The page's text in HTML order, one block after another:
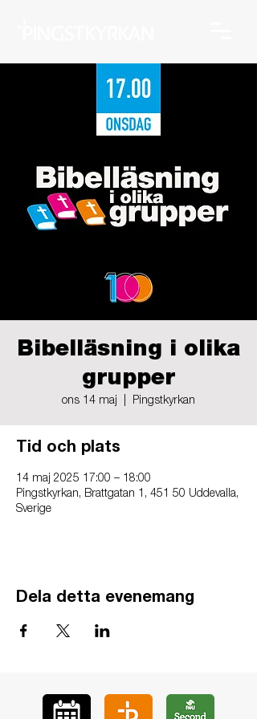
Bibelläsning i olika
grupper
ons 14 maj Pingstkyrkan
Tid och plats
14 maj 2025 17:00 – 18:00
Pingstkyrkan, Brattgatan 1, 451 50 Uddevalla,
Sverige
Dela detta evenemang